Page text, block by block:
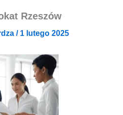
Rzeszów
/ 1 lutego 2025